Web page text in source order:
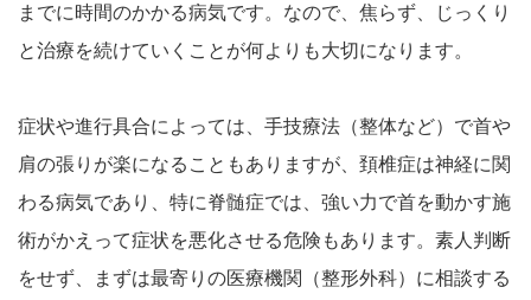
までに時間のかかる病気です。なので、焦らず、じっくり
と治療を続けていくことが何よりも大切になります。
症状や進行具合によっては、手技療法（整体など）で首や
肩の張りが楽になることもありますが、頚椎症は神経に関
わる病気であり、特に脊髄症では、強い力で首を動かす施
術がかえって症状を悪化させる危険もあります。素人判断
をせず、まずは最寄りの医療機関（整形外科）に相談する